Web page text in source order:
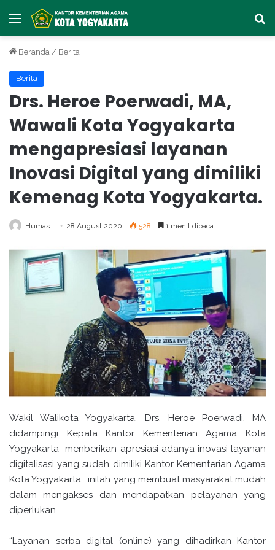
Menu
Beranda / Berita
Berita
Drs. Heroe Poerwadi, MA,
Wawali Kota Yogyakarta
mengapresiasi layanan
Inovasi Digital yang dimiliki
Kemenag Kota Yogyakarta.
Humas 28 August 2020 528 1 menit dibaca
Wakil Walikota Yogyakarta, Drs. Heroe Poerwadi, MA
didampingi Kepala Kantor Kementerian Agama Kota
Yogyakarta menberikan apresiasi adanya inovasi layanan
digitalisasi yang sudah dimiliki Kantor Kementerian Agama
Kota Yogyakarta, inilah yang membuat masyarakat mudah
dalam mengakses dan mendapatkan pelayanan yang
diperlukan.
“Layanan serba digital (online) yang dihadirkan Kantor